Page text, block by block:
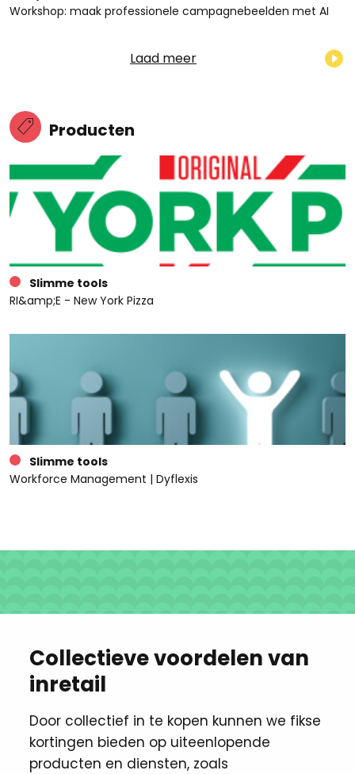
Workshop: maak professionele campagnebeelden met AI
Laad meer
Producten
Slimme tools
RI&amp;E - New York Pizza
Slimme tools
Workforce Management | Dyflexis
Collectieve voordelen van
inretail
Door collectief in te kopen kunnen we fikse
kortingen ​bieden op uiteenlopende
producten en diensten, zoals